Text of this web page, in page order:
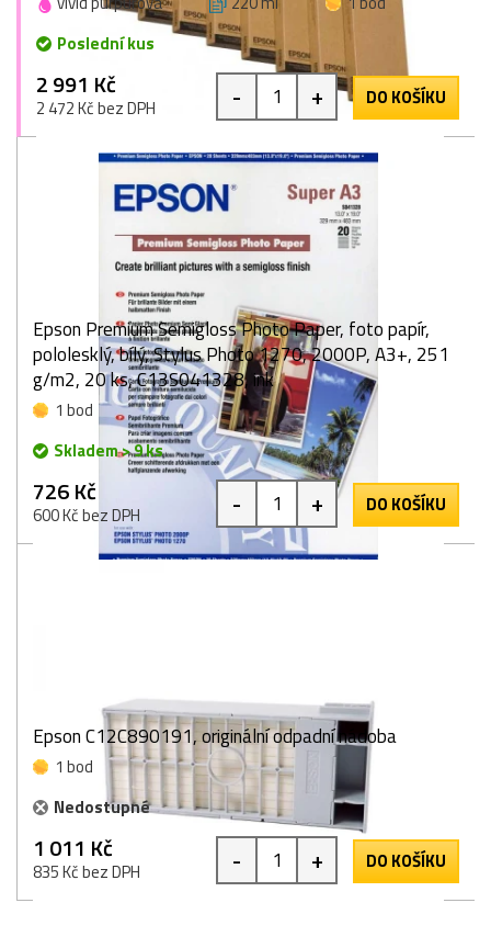
Poslední kus
2 991 Kč
2 472 Kč bez DPH - + DO KOŠÍKU
Epson Premium Semigloss Photo Paper, foto papír,
pololesklý, bílý, Stylus Photo 1270, 2000P, A3+, 251
g/m2, 20 ks, C13S041328, ink
1 bod
Skladem > 9 ks
726 Kč
600 Kč bez DPH - + DO KOŠÍKU
Epson C12C890191, originální odpadní nádoba
1 bod
Nedostupné
1 011 Kč
835 Kč bez DPH - + DO KOŠÍKU